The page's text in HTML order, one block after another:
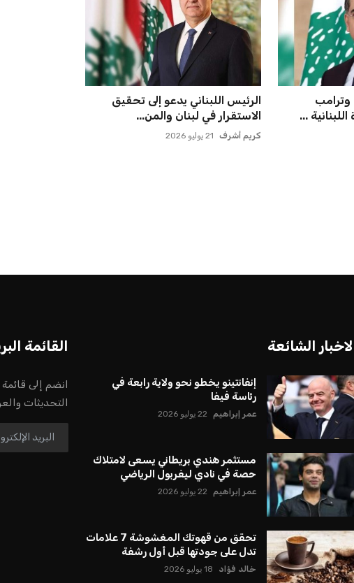
وترامب
...
الرئيس اللبناني يدعو إلى تحقيق
الاستقرار في لبنان والمن...
كريم أشرف 21 يوليو 2026
في رئاسة فيفا